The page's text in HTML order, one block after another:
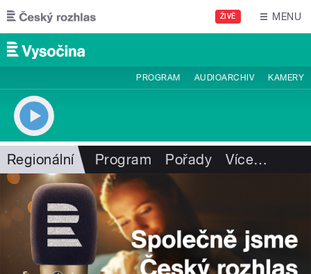
Přejít k hlavnímu obsahu
ŽIVĚ MENU
PROGRAM AUDIOARCHIV KAMERY
Regionální Program Pořady Více…